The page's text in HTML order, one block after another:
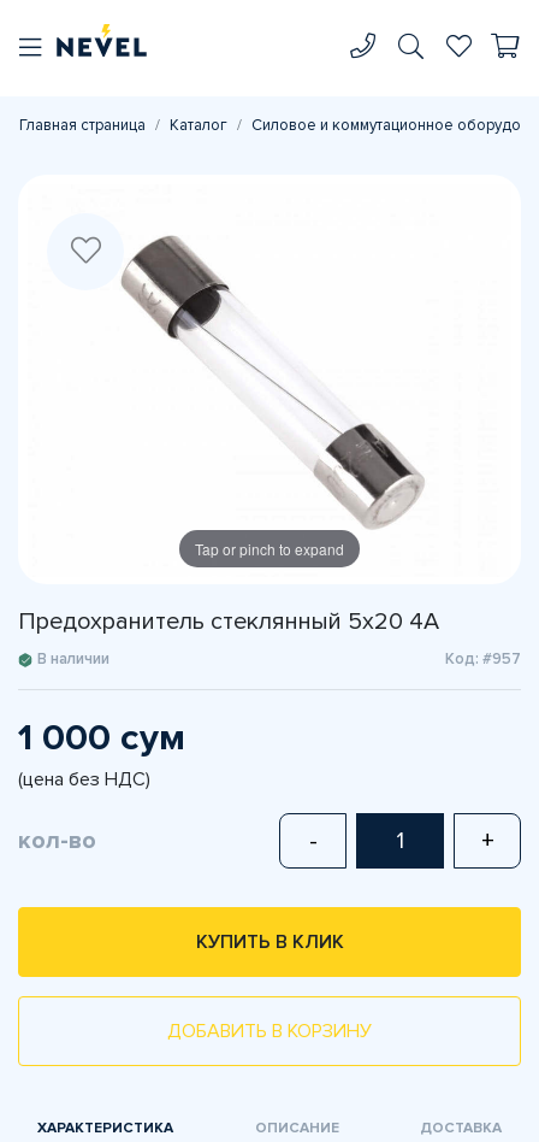
Главная страница Каталог Силовое и коммутационное
Tap or pinch to expand
Предохранитель стеклянный 5х20 4A
В наличии Код: #957
1 000 сум
(цена без НДС)
кол-во - +
КУПИТЬ В КЛИК
ДОБАВИТЬ В КОРЗИНУ
ХАРАКТЕРИСТИКА ОПИСАНИЕ ДОСТАВКА